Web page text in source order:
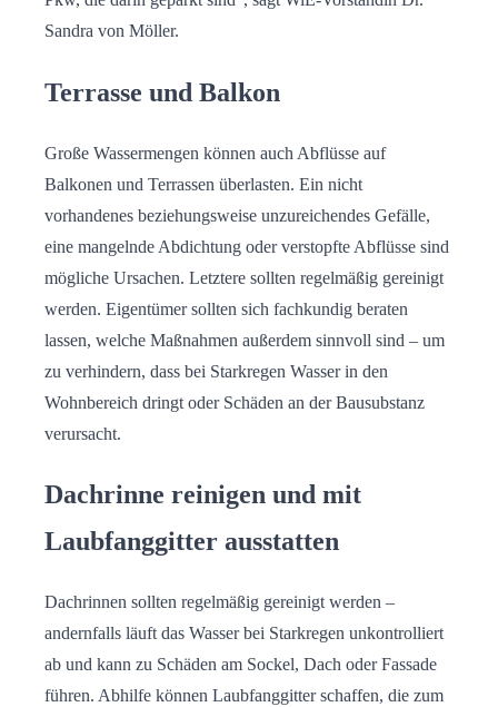
Sandra von Möller.
Terrasse und Balkon
Große Wassermengen können auch Abflüsse auf
Balkonen und Terrassen überlasten. Ein nicht
vorhandenes beziehungsweise unzureichendes Gefälle,
eine mangelnde Abdichtung oder verstopfte Abflüsse sind
mögliche Ursachen. Letztere sollten regelmäßig gereinigt
werden. Eigentümer sollten sich fachkundig beraten
lassen, welche Maßnahmen außerdem sinnvoll sind – um
zu verhindern, dass bei Starkregen Wasser in den
Wohnbereich dringt oder Schäden an der Bausubstanz
verursacht.
Dachrinne reinigen und mit
Laubfanggitter ausstatten
Dachrinnen sollten regelmäßig gereinigt werden –
andernfalls läuft das Wasser bei Starkregen unkontrolliert
ab und kann zu Schäden am Sockel, Dach oder Fassade
führen. Abhilfe können Laubfanggitter schaffen, die zum